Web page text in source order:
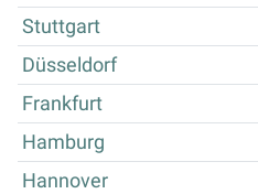
Stuttgart
Düsseldorf
Frankfurt
Hamburg
Hannover